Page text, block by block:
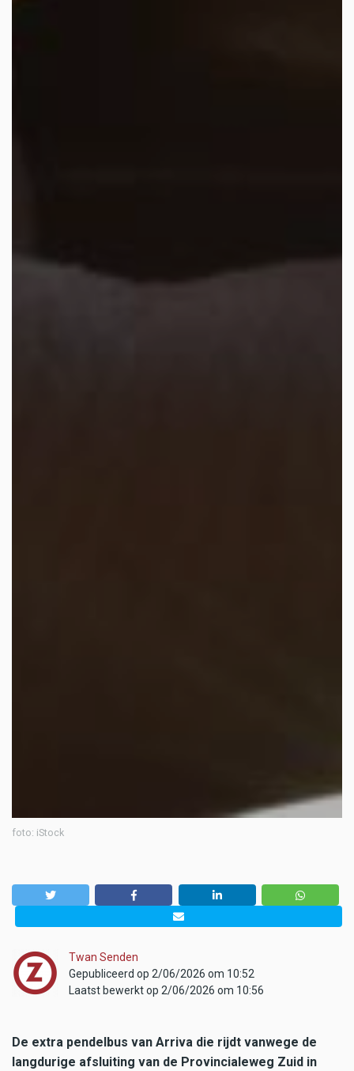
foto: iStock
Twan Senden
Gepubliceerd op 2/06/2026 om 10:52
Laatst bewerkt op 2/06/2026 om 10:56
De extra pendelbus van Arriva die rijdt vanwege de
langdurige afsluiting van de Provincialeweg Zuid in